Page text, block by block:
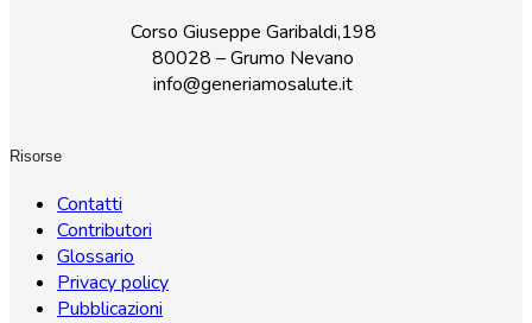
Corso Giuseppe Garibaldi,198
80028 – Grumo Nevano
info@generiamosalute.it
Risorse
Contatti
Contributori
Glossario
Privacy policy
Pubblicazioni